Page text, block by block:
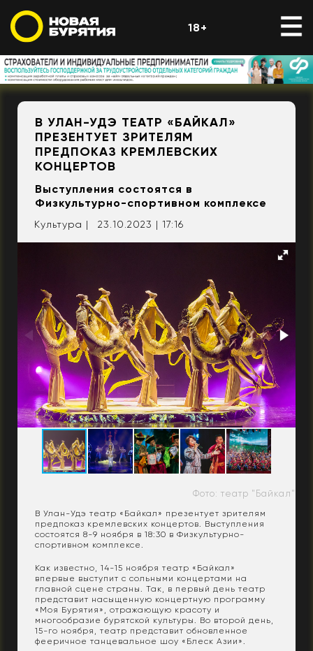
18+
В УЛАН-УДЭ ТЕАТР «БАЙКАЛ»
ПРЕЗЕНТУЕТ ЗРИТЕЛЯМ
ПРЕДПОКАЗ КРЕМЛЕВСКИХ
КОНЦЕРТОВ
Выступления состоятся в
Физкультурно-спортивном комплексе
Культура | 23.10.2023 | 17:16
Фото: театр "Байкал"
В Улан-Удэ театр «Байкал» презентует зрителям
предпоказ кремлевских концертов. Выступления
состоятся 8-9 ноября в 18:30 в Физкультурно-
спортивном комплексе.
Как известно, 14-15 ноября театр «Байкал»
впервые выступит с сольными концертами на
главной сцене страны. Так, в первый день театр
представит насыщенную концертную программу
«Моя Бурятия», отражающую красоту и
многообразие бурятской культуры. Во второй день,
15-го ноября, театр представит обновленное
фееричное танцевальное шоу «Блеск Азии».